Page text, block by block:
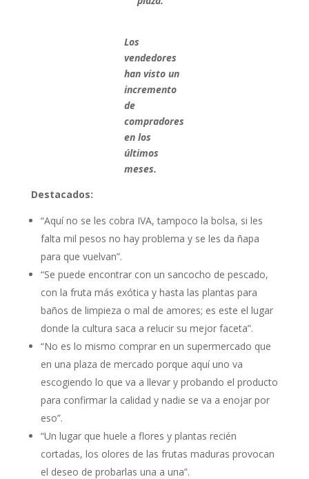
Los
vendedores
han visto un
incremento
de
compradores
en los
últimos
meses.
Destacados:
“Aquí no se les cobra IVA, tampoco la bolsa, si les
falta mil pesos no hay problema y se les da ñapa
para que vuelvan”.
“Se puede encontrar con un sancocho de pescado,
con la fruta más exótica y hasta las plantas para
baños de limpieza o mal de amores; es este el lugar
donde la cultura saca a relucir su mejor faceta”.
“No es lo mismo comprar en un supermercado que
en una plaza de mercado porque aquí uno va
escogiendo lo que va a llevar y probando el producto
para confirmar la calidad y nadie se va a enojar por
eso”.
“Un lugar que huele a flores y plantas recién
cortadas, los olores de las frutas maduras provocan
el deseo de probarlas una a una”.